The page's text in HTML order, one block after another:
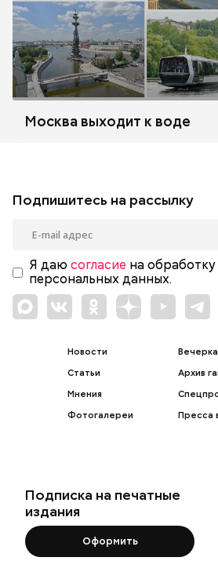
Москва выходит к воде
Подпишитесь на рассылку
Я даю согласие на
персональных данных.
Новости
Статьи
Мнения
Фотогалереи
Архив
Пресса
Подписка на печатные
издания
Оформить